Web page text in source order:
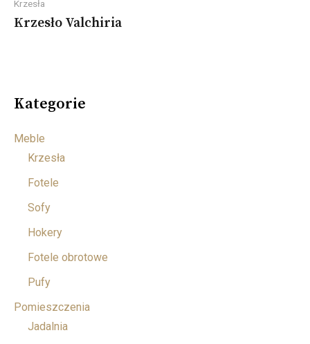
Krzesła
Krzesło Valchiria
Kategorie
Meble
Krzesła
Fotele
Sofy
Hokery
Fotele obrotowe
Pufy
Pomieszczenia
Jadalnia